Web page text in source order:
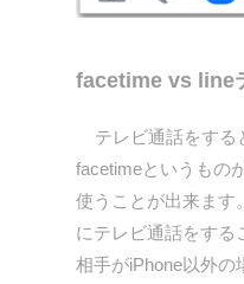
facetime vs line
テレビ通話をする
facetimeというもの
使うことが出来ます
にテレビ通話をする
相手がiPhone以外の